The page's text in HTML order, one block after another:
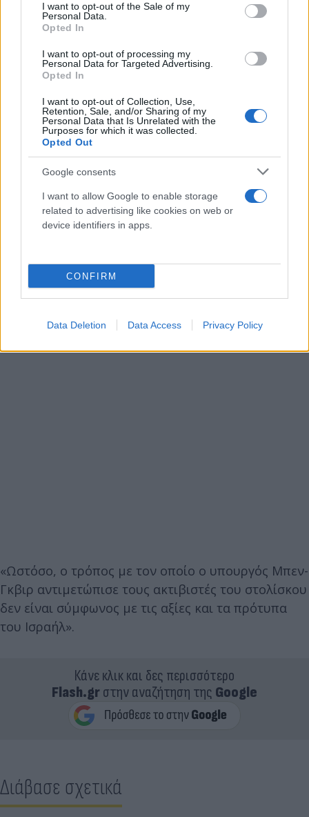
I want to opt-out of the Sale of my
Personal Data.
Opted In
I want to opt-out of processing my
Personal Data for Targeted Advertising.
Opted In
I want to opt-out of Collection, Use,
Retention, Sale, and/or Sharing of my
Personal Data that Is Unrelated with the
Purposes for which it was collected.
Opted Out
Google consents
I want to allow Google to enable storage
related to advertising like cookies on web or
device identifiers in apps.
CONFIRM
Data Deletion Data Access Privacy Policy
κυβέρνησής του, τονίζοντας ότι «Το Ισραήλ έχει
κάθε δικαίωμα να εμποδίσει προβοκατόρικους
στολίσκους υποστηρικτών τρομοκρατών της Χαμάς
να εισέλθουν στα χωρικά μας ύδατα και να
«Ωστόσο, ο τρόπος με τον οποίο ο υπουργός Μπεν-
Γκβιρ αντιμετώπισε τους ακτιβιστές του στολίσκου
δεν είναι σύμφωνος με τις αξίες και τα πρότυπα
του Ισραήλ».
Κάνε κλικ και δες περισσότερο
Flash.grστην αναζήτηση της Google
Διάβασε σχετικά